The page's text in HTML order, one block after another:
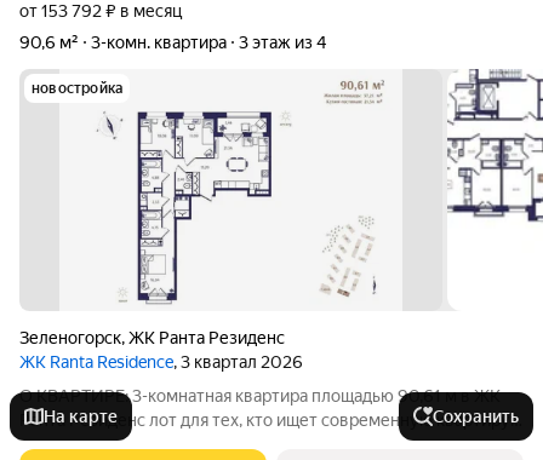
от 153 792 ₽ в месяц
90,6 м²
3-комн. квартира 3 этаж из 4
новостройка
Зеленогорск,ЖК Ранта Резиденс
ЖК Ranta Residence, 3 квартал 2026
О КВАРТИРЕ: 3-комнатная квартира площадью 90,61 м в ЖК
Ранта Резиденс лот для тех, кто ищет современную квартиру
бизнес-класса в Зеленогорске. В планировке предусмотрены:
На карте Сохранить